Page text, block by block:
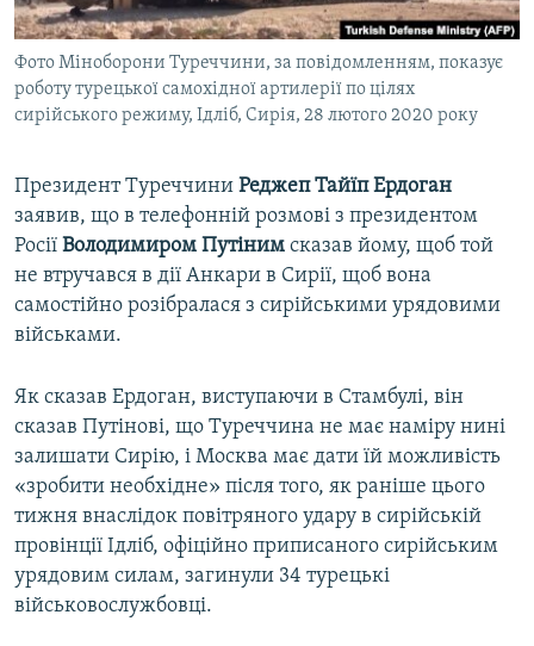
УКРАЇНСЬКА ПРОБЛЕМА КРИМУ
ІНФОГРАФІКА
Qırımtatar
ДОЛУЧАЙСЯ!
Усі сайти RFE/RL
Фото Міноборони Туреччини, за повідомленням, показує
роботу турецької самохідної артилерії по цілях
сирійського режиму, Ідліб, Сирія, 28 лютого 2020 року
Президент Туреччини Реджеп Тайїп Ердоган
заявив, що в телефонній розмові з президентом
Росії Володимиром Путіним сказав йому, щоб той
не втручався в дії Анкари в Сирії, щоб вона
самостійно розібралася з сирійськими урядовими
військами.
Як сказав Ердоган, виступаючи в Стамбулі, він
сказав Путінові, що Туреччина не має наміру нині
залишати Сирію, і Москва має дати їй можливість
«зробити необхідне» після того, як раніше цього
тижня внаслідок повітряного удару в сирійській
провінції Ідліб, офіційно приписаного сирійським
урядовим силам, загинули 34 турецькі
військовослужбовці.